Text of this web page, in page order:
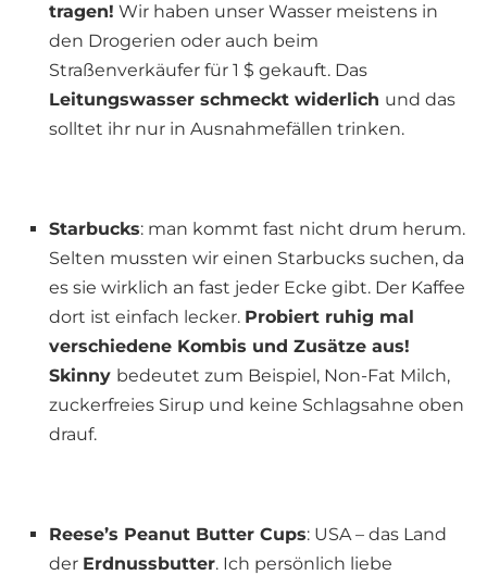
tragen! Wir haben unser Wasser meistens in
den Drogerien oder auch beim
Straßenverkäufer für 1 $ gekauft. Das
Leitungswasser schmeckt widerlich und das
solltet ihr nur in Ausnahmefällen trinken.
Starbucks: man kommt fast nicht drum herum.
Selten mussten wir einen Starbucks suchen, da
es sie wirklich an fast jeder Ecke gibt. Der Kaffee
dort ist einfach lecker. Probiert ruhig mal
verschiedene Kombis und Zusätze aus!
Skinny bedeutet zum Beispiel, Non-Fat Milch,
zuckerfreies Sirup und keine Schlagsahne oben
drauf.
Reese’s Peanut Butter Cups: USA – das Land
der Erdnussbutter. Ich persönlich liebe